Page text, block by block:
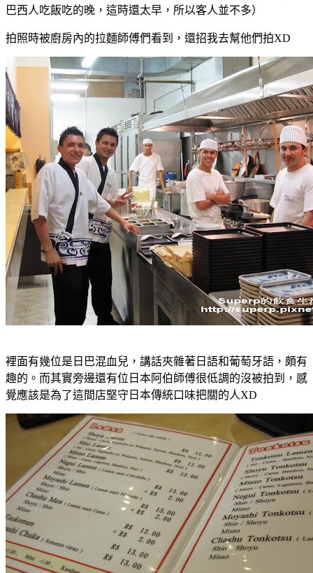
巴西人吃飯吃的晚，這時還太早，所以客人並不多）
拍照時被廚房內的拉麵師傅們看到，還招我去幫他們拍XD
裡面有幾位是日巴混血兒，講話夾雜著日語和葡萄牙語，頗有
趣的。而其實旁邊還有位日本阿伯師傅很低調的沒被拍到，感
覺應該是為了這間店堅守日本傳統口味把關的人XD